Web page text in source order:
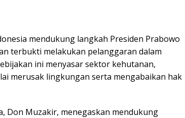
mendukung langkah Presiden Prabowo
terbukti melakukan pelanggaran dalam
ini menyasar sektor kehutanan,
merusak lingkungan serta mengabaikan hak
Don Muzakir, menegaskan mendukung